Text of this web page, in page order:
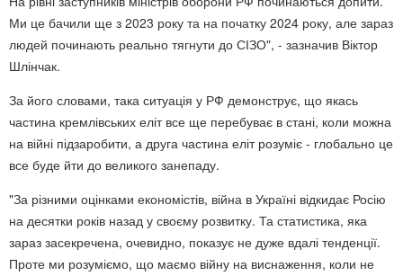
Ми це бачили ще з 2023 року та на початку 2024 року, але зараз
людей починають реально тягнути до СІЗО", - зазначив Віктор
Шлінчак.
За його словами, така ситуація у РФ демонструє, що якась
частина кремлівських еліт все ще перебуває в стані, коли можна
на війні підзаробити, а друга частина еліт розуміє - глобально це
все буде йти до великого занепаду.
"За різними оцінками економістів, війна в Україні відкидає Росію
на десятки років назад у своєму розвитку. Та статистика, яка
зараз засекречена, очевидно, показує не дуже вдалі тенденції.
Проте ми розуміємо, що маємо війну на виснаження, коли не